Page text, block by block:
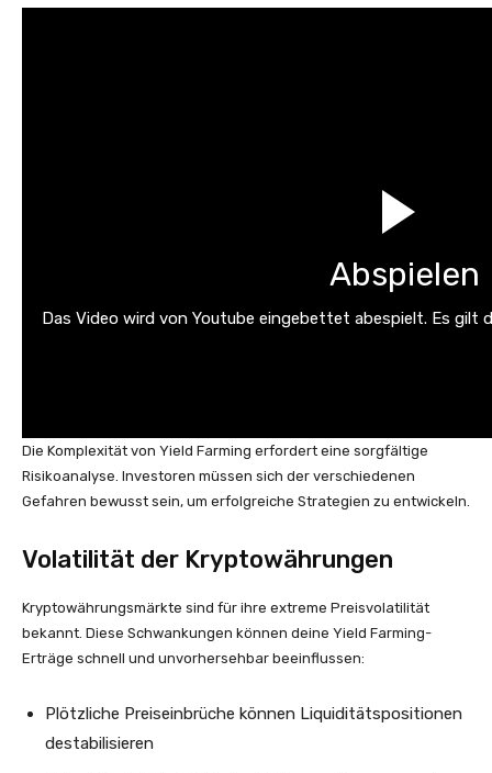
Abspielen
Das Video wird von Youtube eingebettet abespielt. Es gilt
Die Komplexität von Yield Farming erfordert eine sorgfältige
Risikoanalyse. Investoren müssen sich der verschiedenen
Gefahren bewusst sein, um erfolgreiche Strategien zu entwickeln.
Volatilität der Kryptowährungen
Kryptowährungsmärkte sind für ihre extreme Preisvolatilität
bekannt. Diese Schwankungen können deine Yield Farming-
Erträge schnell und unvorhersehbar beeinflussen:
Plötzliche Preiseinbrüche können Liquiditätspositionen
destabilisieren